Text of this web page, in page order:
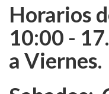
Horarios
10:00 -
a Viernes.